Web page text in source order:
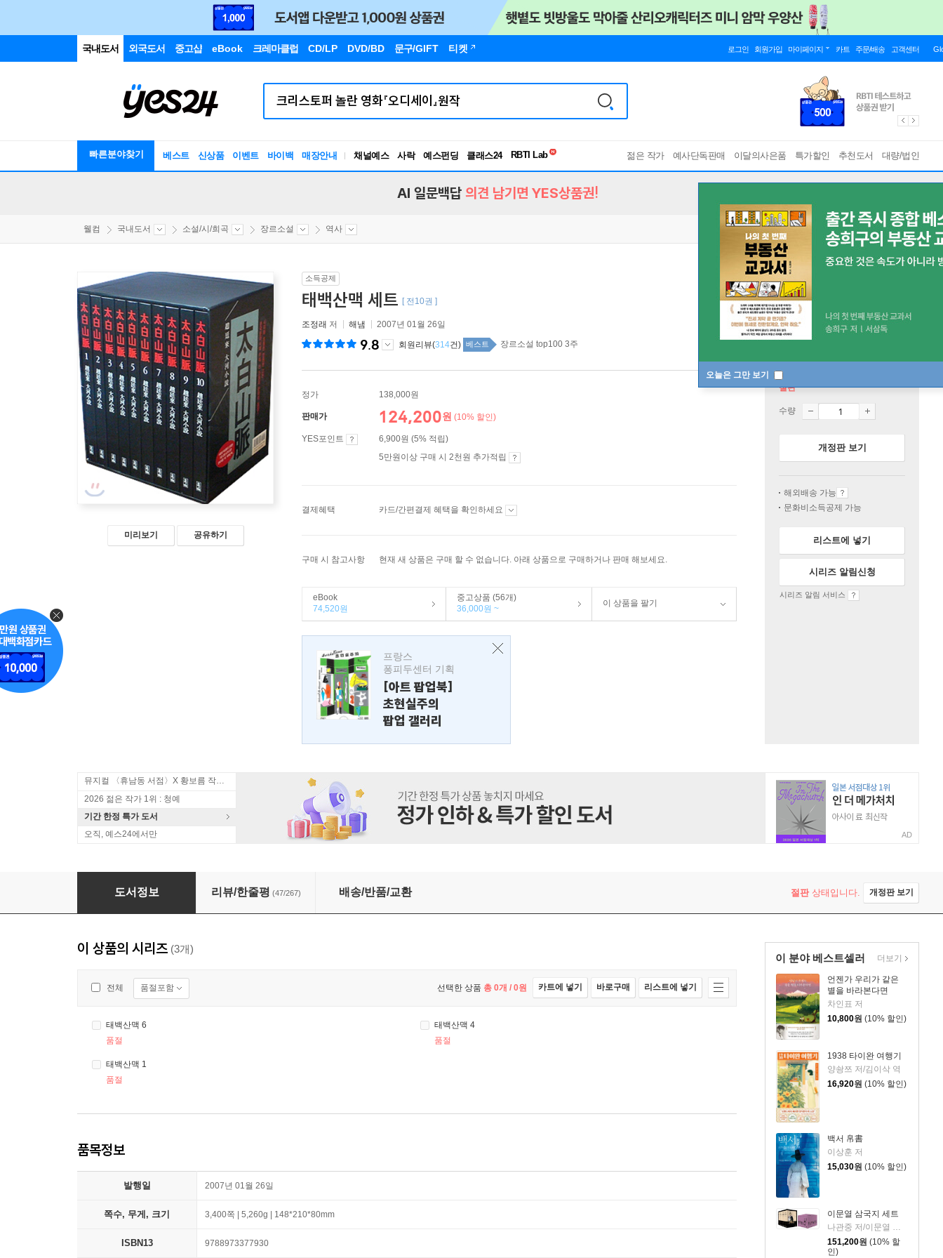
국내도서 외국도서 중고샵 eBook 크레마클럽 CD/LP DVD/BD 문구/GIFT 티켓 로그인 회원가입 마이페이지 카트 주문/배송 고객센터
빠른분야찾기 베스트 신상품 이벤트 바이백 매장안내 채널예스 사락 예스펀딩 클래스24
독서유형검사
젊은 작가 예사단독판매 이달의사은품 특가할인 추천도서 대량/법인
오늘은 그만 보기
AI 일문백답 의견 남기면 YES상품권!
웰컴 국내도서 소설/시/희곡 장르소설 역사
미리보기 공유하기
소득공제
태백산맥 세트 [ 전10권 ]
조정래 저 해냄 2007년 01월 26일
9.8 회원리뷰(314건) 베스트 장르소설 top100 3주
정가 138,000원
판매가 124,200원 (10% 할인)
YES포인트
6,900원 (5% 적립)
5만원이상 구매 시 2천원 추가적립
결제혜택 카드/간편결제 혜택을 확인하세요
구매 시 참고사항 현재 새 상품은 구매 할 수 없습니다. 아래 상품으로 구매하거나 판매 해보세요.
eBook
74,520원
중고상품 (56개)
36,000원 ~
이 상품을 팔기
프랑스
퐁피두센터 기획
[아트 팝업북]
초현실주의
팝업 갤러리
절판
수량
개정판 보기
해외배송 가능
문화비소득공제 가능
리스트에 넣기
시리즈 알림신청
시리즈 알림 서비스
뮤지컬 〈휴남동 서점〉X 황보름 작가 북토크
2026 젊은 작가 1위 : 청예
기간 한정 특가 도서
오직, 예스24에서만
AD
태백산맥 세트
도서정보 리뷰/한줄평 (47/267) 배송/반품/교환 절판상태입니다. 개정판 보기
이 분야 베스트셀러
언젠가 우리가 같은
별을 바라본다면
차인표 저
10,800원 (10% 할인)
1938 타이완 여행기
양솽쯔 저/김이삭 역
16,920원 (10% 할인)
백서 帛書
이상훈 저
15,030원 (10% 할인)
이문열 삼국지 세트
나관중 저/이문열 평역/정문 그림
151,200원 (10% 할
인)
더보기
이 상품의 시리즈 (3개)
전체 품절포함 선택한 상품 총 0개 / 0원 카트에 넣기 바로구매 리스트에 넣기
태백산맥 6
품절
태백산맥 4
품절
태백산맥 1
품절
품목정보
발행일 2007년 01월 26일
쪽수, 무게, 크기 3,400쪽 | 5,260g | 148*210*80mm
ISBN13 9788973377930